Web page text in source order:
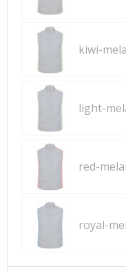
kiwi-
light-
red-
royal-